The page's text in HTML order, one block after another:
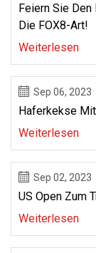
Feiern Sie Den
Die FOX8-Art!
Weiterlesen
Sep 06, 2023
Haferkekse
Weiterlesen
Sep 02, 2023
US Open Zum
Weiterlesen